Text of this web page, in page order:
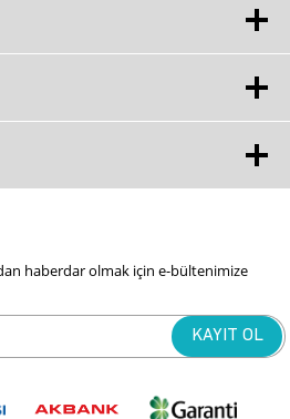
haberdar olmak için e-bültenimize